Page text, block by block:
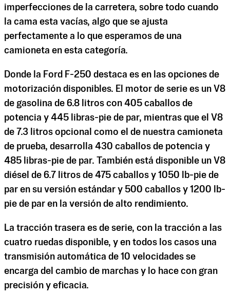
imperfecciones de la carretera, sobre todo cuando
la cama esta vacías, algo que se ajusta
perfectamente a lo que esperamos de una
camioneta en esta categoría.
Donde la Ford F-250 destaca es en las opciones de
motorización disponibles. El motor de serie es un V8
de gasolina de 6.8 litros con 405 caballos de
potencia y 445 libras-pie de par, mientras que el V8
de 7.3 litros opcional como el de nuestra camioneta
de prueba, desarrolla 430 caballos de potencia y
485 libras-pie de par. También está disponible un V8
diésel de 6.7 litros de 475 caballos y 1050 lb-pie de
par en su versión estándar y 500 caballos y 1200 lb-
pie de par en la versión de alto rendimiento.
La tracción trasera es de serie, con la tracción a las
cuatro ruedas disponible, y en todos los casos una
transmisión automática de 10 velocidades se
encarga del cambio de marchas y lo hace con gran
precisión y eficacia.